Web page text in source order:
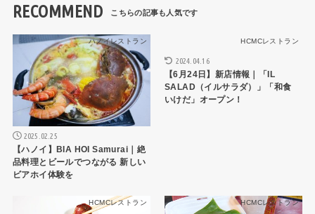
RECOMMEND
ハノイレストラン
2025.02.25
【ハノイ】BIA HOI Samurai｜絶
品料理とビールでつながる 新しい
ビアホイ体験を
HCMCレストラン
2024.04.16
【6月24日】新店情報｜「IL
SALAD（イルサラダ）」「和食
いけだ」オープン！
HCMCレストラン HCMCレストラン